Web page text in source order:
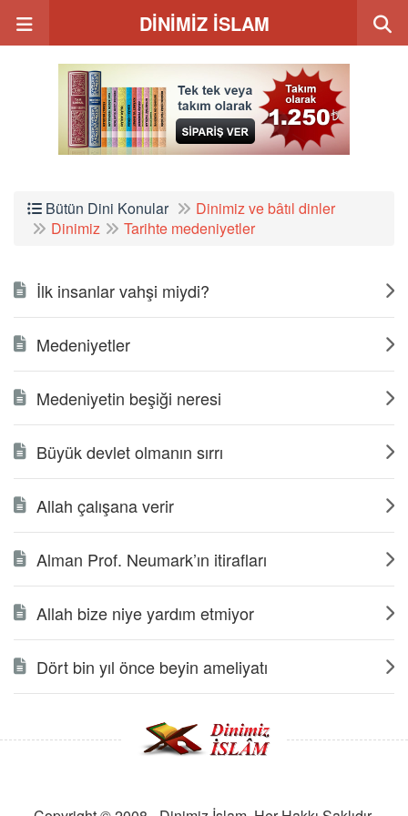
DİNİMİZ İSLAM
Bütün Dini Konular
Dinimiz ve bâtıl dinler
Dinimiz
Tarihte medeniyetler
İlk insanlar vahşi miydi?
Medeniyetler
Medeniyetin beşiği neresi
Büyük devlet olmanın sırrı
Allah çalışana verir
Alman Prof. Neumark’ın itirafları
Allah bize niye yardım etmiyor
Dört bin yıl önce beyin ameliyatı